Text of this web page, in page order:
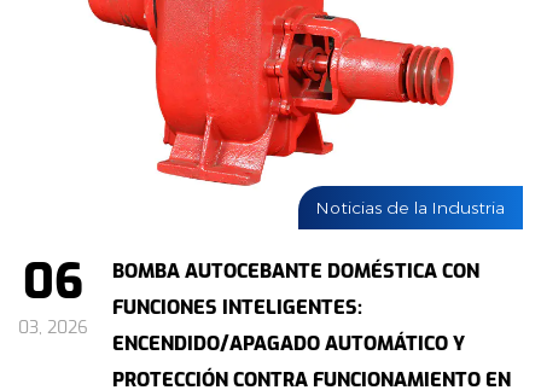
Noticias de la Industria
06
03, 2026
BOMBA AUTOCEBANTE DOMÉSTICA CON
FUNCIONES INTELIGENTES:
ENCENDIDO/APAGADO AUTOMÁTICO Y
PROTECCIÓN CONTRA FUNCIONAMIENTO EN